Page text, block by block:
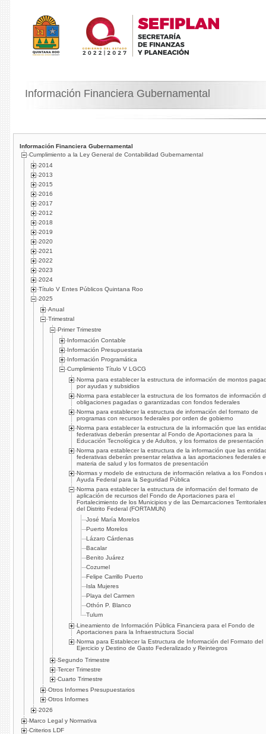
Información Financiera Gubernamental
Información Financiera Gubernamental
Cumplimiento a la Ley General de Contabilidad Gubernamental
2014
2013
2015
2016
2017
2012
2018
2019
2020
2021
2022
2023
2024
Título V Entes Públicos Quintana Roo
2025
Anual
Trimestral
Primer Trimestre
Información Contable
Información Presupuestaria
Información Programática
Cumplimiento Título V LGCG
Norma para establecer la estructura de información de montos
por ayudas y subsidios
Norma para establecer la estructura de los formatos de información
obligaciones pagadas o garantizadas con fondos federales
Norma para establecer la estructura de información del formato de
programas con recursos federales por orden de gobierno
Norma para establecer la estructura de la información que las
federativas deberán presentar al Fondo de Aportaciones para la
Educación Tecnológica y de Adultos, y los formatos de presentación
Norma para establecer la estructura de la información que las
federativas deberán presentar relativa a las aportaciones federales
materia de salud y los formatos de presentación
Normas y modelo de estructura de información relativa a los Fondos
Ayuda Federal para la Seguridad Pública
Norma para establecer la estructura de información del formato de
aplicación de recursos del Fondo de Aportaciones para el
Fortalecimiento de los Municipios y de las Demarcaciones Territoriales
del Distrito Federal (FORTAMUN)
José María Morelos
Puerto Morelos
Lázaro Cárdenas
Bacalar
Benito Juárez
Cozumel
Felipe Carrillo Puerto
Isla Mujeres
Playa del Carmen
Othón P. Blanco
Tulum
Lineamiento de Información Pública Financiera para el Fondo de
Aportaciones para la Infraestructura Social
Norma para Establecer la Estructura de Información del Formato del
Ejercicio y Destino de Gasto Federalizado y Reintegros
Segundo Trimestre
Tercer Trimestre
Cuarto Trimestre
Otros Informes Presupuestarios
Otros Informes
2026
Marco Legal y Normativa
Criterios LDF